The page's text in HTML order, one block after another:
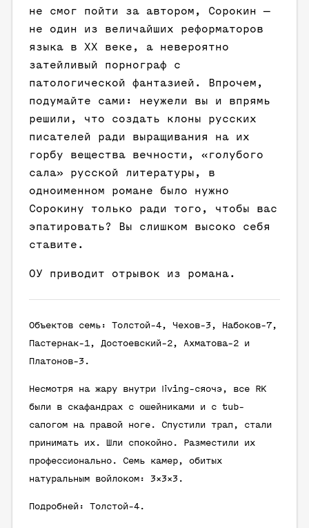
не смог пойти за автором, Сорокин —
не один из величайших реформаторов
языка в XX веке, а невероятно
затейливый порнограф с
патологической фантазией. Впрочем,
подумайте сами: неужели вы и впрямь
решили, что создать клоны русских
писателей ради выращивания на их
горбу вещества вечности, «голубого
сала» русской литературы, в
одноименном романе было нужно
Сорокину только ради того, чтобы вас
эпатировать? Вы слишком высоко себя
ставите.
ОУ приводит отрывок из романа.
Объектов семь: Толстой-4, Чехов-3, Набоков-7,
Пастернак-1, Достоевский-2, Ахматова-2 и
Платонов-3.
Несмотря на жару внутри living-сяочэ, все RK
были в скафандрах с ошейниками и с tub-
сапогом на правой ноге. Спустили трап, стали
принимать их. Шли спокойно. Разместили их
профессионально. Семь камер, обитых
натуральным войлоком: 3×3×3.
Подробней: Толстой-4.